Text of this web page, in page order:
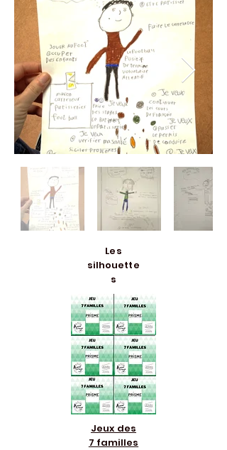
Les
silhouette
s
Jeux des
7 familles